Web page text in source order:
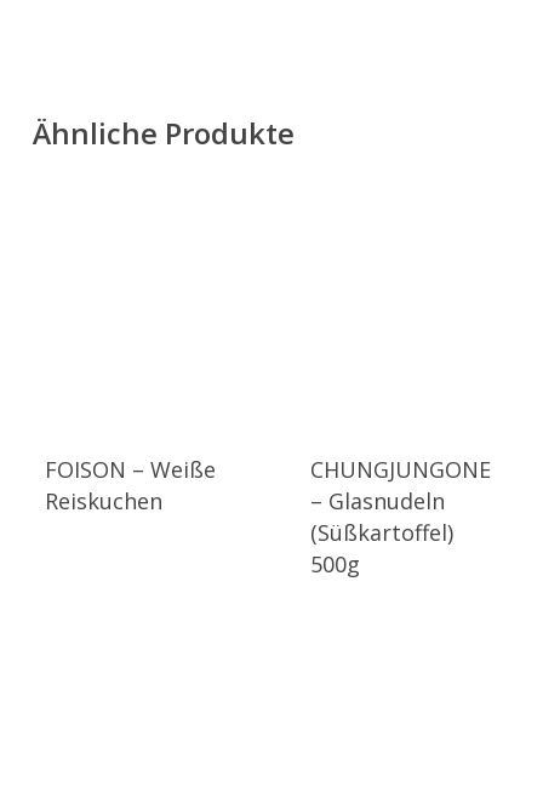
Ähnliche Produkte
FOISON – Weiße
Reiskuchen
CHUNGJUNGONE
– Glasnudeln
(Süßkartoffel)
500g